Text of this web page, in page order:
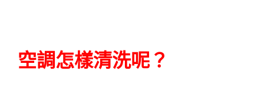
空調怎樣清洗呢？